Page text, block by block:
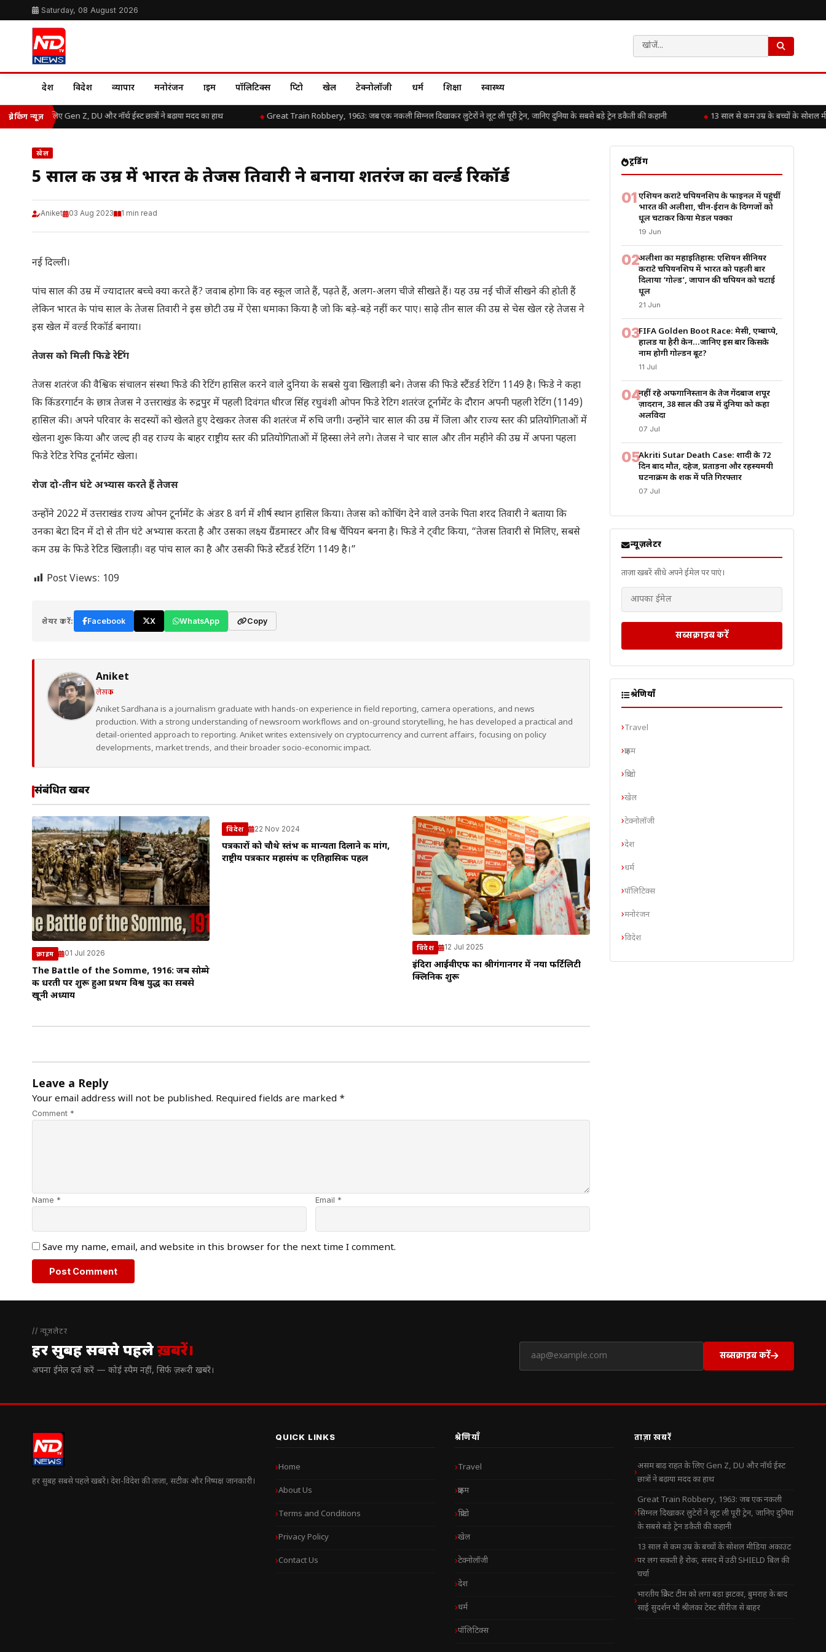
Saturday, 08 August 2026
देश विदेश व्यापार मनोरंजन क्राइम पॉलिटिक्स क्रिप्टो खेल टेक्नोलॉजी धर्म शिक्षा स्वास्थ्य
ब्रेकिंग न्यूज़
बाढ़ राहत के लिए Gen Z, DU और नॉर्थ ईस्ट छात्रों ने बढ़ाया मदद का हाथ Great Train Robbery, 1963: जब एक नकली सिग्नल दिखाकर लुटेरों ने लूट ली पूरी ट्रेन, जानिए दुनिया के सबसे बड़े ट्रेन डकैती की कहानी 13 साल से कम उम्र के बच्चों के सोशल
खेल
5 साल की उम्र में भारत के तेजस तिवारी ने बनाया शतरंज का वर्ल्ड रिकॉर्ड
Aniket 03 Aug 2023 1 min read
नई दिल्ली।
पांच साल की उम्र में ज्यादातर बच्चे क्या करते हैं? जवाब होगा कि वह स्कूल जाते हैं, पढ़ते हैं, अलग-अलग चीजे सीखते हैं। यह उम्र नई चीजें सीखने की होती हैं
लेकिन भारत के पांच साल के तेजस तिवारी ने इस छोटी उम्र में ऐसा धमाका किया है जो कि बड़े-बड़े नहीं कर पाए। साढ़े तीन साल की उम्र से चेस खेल रहे तेजस ने
इस खेल में वर्ल्ड रिकॉर्ड बनाया।
तेजस को मिली फिडे रेटिंग
तेजस शतरंज की वैश्विक संचालन संस्था फिडे की रेटिंग हासिल करने वाले दुनिया के सबसे युवा खिलाड़ी बने। तेजस की फिडे स्टैंडर्ड रेटिंग 1149 है। फिडे ने कहा
कि किंडरगार्टन के छात्र तेजस ने उत्तराखंड के रुद्रपुर में पहली दिवंगत धीरज सिंह रघुवंशी ओपन फिडे रेटिग शतरंज टूर्नामेंट के दौरान अपनी पहली रेटिंग (1149)
हासिल की। अपने परिवार के सदस्यों को खेलते हुए देखकर तेजस की शतरंज में रुचि जगी। उन्होंने चार साल की उम्र में जिला और राज्य स्तर की प्रतियोगिताओं में
खेलना शुरू किया और जल्द ही वह राज्य के बाहर राष्ट्रीय स्तर की प्रतियोगिताओं में हिस्सा लेने लगे। तेजस ने चार साल और तीन महीने की उम्र में अपना पहला
फिडे रेटिड रेपिड टूर्नामेंट खेला।
रोज दो-तीन घंटे अभ्यास करते हैं तेजस
उन्होंने 2022 में उत्तराखंड राज्य ओपन टूर्नामेंट के अंडर 8 वर्ग में शीर्ष स्थान हासिल किया। तेजस को कोचिंग देने वाले उनके पिता शरद तिवारी ने बताया कि
उनका बेटा दिन में दो से तीन घंटे अभ्यास करता है और उसका लक्ष्य ग्रैंडमास्टर और विश्व चैंपियन बनना है। फिडे ने ट्वीट किया, “तेजस तिवारी से मिलिए, सबसे
कम उम्र के फिडे रेटिड खिलाड़ी। वह पांच साल का है और उसकी फिडे स्टैंडर्ड रेटिंग 1149 है।”
Post Views: 109
शेयर करें: Facebook X WhatsApp Copy
Aniket
लेखक
Aniket Sardhana is a journalism graduate with hands-on experience in field reporting, camera operations, and news
production. With a strong understanding of newsroom workflows and on-ground storytelling, he has developed a practical and
detail-oriented approach to reporting. Aniket writes extensively on cryptocurrency and current affairs, focusing on policy
developments, market trends, and their broader socio-economic impact.
संबंधित खबरें
क्राइम 01 Jul 2026
The Battle of the Somme, 1916: जब सोम्मे
की धरती पर शुरू हुआ प्रथम विश्व युद्ध का सबसे
खूनी अध्याय
विदेश 22 Nov 2024
पत्रकारों को चौथे स्तंभ की मान्यता दिलाने की मांग,
राष्ट्रीय पत्रकार महासंघ की एतिहासिक पहल
विदेश 12 Jul 2025
इंदिरा आईवीएफ का श्रीगंगानगर में नया फर्टिलिटी
क्लिनिक शुरू
Leave a Reply
Your email address will not be published. Required fields are marked *
Comment *
Name * Email *
Save my name, email, and website in this browser for the next time I comment.
ट्रेंडिंग
01एशियन कराटे चैंपियनशिप के फाइनल में पहुंचीं
भारत की अलीशा, चीन-ईरान के दिग्गजों को
धूल चटाकर किया मेडल पक्का
19 Jun
02अलीशा का महाइतिहास: एशियन सीनियर
कराटे चैंपियनशिप में भारत को पहली बार
दिलाया ‘गोल्ड’, जापान की चैंपियन को चटाई
धूल
21 Jun
03FIFA Golden Boot Race: मेसी, एम्बाप्पे,
हालैंड या हैरी केन…जानिए इस बार किसके
नाम होगी गोल्डन बूट?
11 Jul
04नहीं रहे अफगानिस्तान के तेज गेंदबाज शपूर
ज़ादरान, 38 साल की उम्र में दुनिया को कहा
अलविदा
07 Jul
05Akriti Sutar Death Case: शादी के 72
दिन बाद मौत, दहेज, प्रताड़ना और रहस्यमयी
घटनाक्रम के शक में पति गिरफ्तार
07 Jul
न्यूज़लेटर
ताज़ा खबरें सीधे अपने ईमेल पर पाएं।
सब्सक्राइब करें
श्रेणियाँ
Travel
क्राइम
क्रिप्टो
खेल
टेक्नोलॉजी
देश
धर्म
पॉलिटिक्स
मनोरंजन
विदेश
// न्यूज़लेटर
हर सुबह सबसे पहलेख़बरें।
अपना ईमेल दर्ज करें — कोई स्पैम नहीं, सिर्फ ज़रूरी खबरें।
सब्सक्राइब करें
हर सुबह सबसे पहले खबरें। देश-विदेश की ताज़ा, सटीक और निष्पक्ष जानकारी।
QUICK LINKS
Home
About Us
Terms and Conditions
Privacy Policy
Contact Us
श्रेणियाँ
Travel
क्राइम
क्रिप्टो
खेल
टेक्नोलॉजी
देश
धर्म
पॉलिटिक्स
ताज़ा खबरें
असम बाढ़ राहत के लिए Gen Z, DU और नॉर्थ ईस्ट
छात्रों ने बढ़ाया मदद का हाथ
Great Train Robbery, 1963: जब एक नकली
सिग्नल दिखाकर लुटेरों ने लूट ली पूरी ट्रेन, जानिए दुनिया
के सबसे बड़े ट्रेन डकैती की कहानी
13 साल से कम उम्र के बच्चों के सोशल मीडिया अकाउंट
पर लग सकती है रोक, संसद में उठी SHIELD बिल की
चर्चा
भारतीय क्रिकेट टीम को लगा बड़ा झटका, बुमराह के बाद
साई सुदर्शन भी श्रीलंका टेस्ट सीरीज से बाहर